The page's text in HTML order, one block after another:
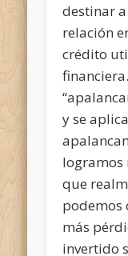
destinar
relación
crédito
y se
logramos
que
podemos
más
invertido